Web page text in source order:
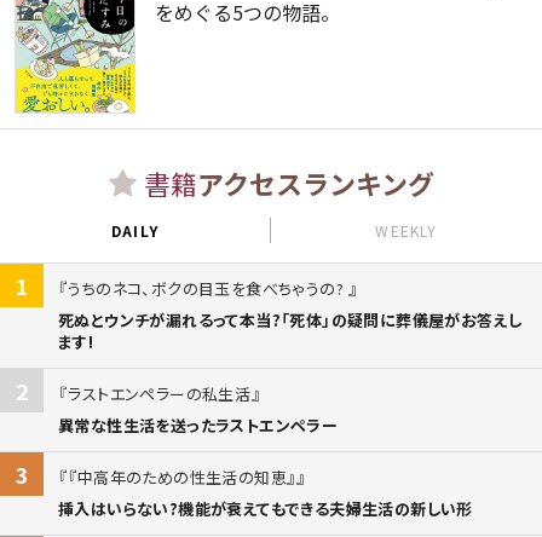
をめぐる5つの物語。
書籍アクセスランキング
DAILY WEEKLY
1
うちのネコ、ボクの目玉を食べちゃうの?
死ぬとウンチが漏れるって本当?「死体」の疑問に葬儀屋がお答えし
ます!
2
ラストエンペラーの私生活
異常な性生活を送ったラストエンペラー
3
『中高年のための性生活の知恵』
挿入はいらない?機能が衰えてもできる夫婦生活の新しい形